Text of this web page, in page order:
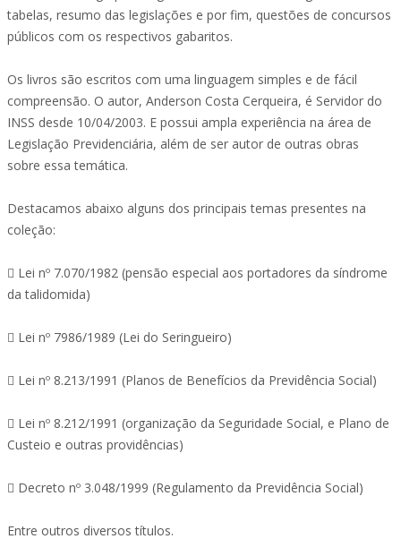
tabelas, resumo das legislações e por fim, questões de concursos
públicos com os respectivos gabaritos.
Os livros são escritos com uma linguagem simples e de fácil
compreensão. O autor, Anderson Costa Cerqueira, é Servidor do
INSS desde 10/04/2003. E possui ampla experiência na área de
Legislação Previdenciária, além de ser autor de outras obras
sobre essa temática.
Destacamos abaixo alguns dos principais temas presentes na
coleção:
 Lei nº 7.070/1982 (pensão especial aos portadores da síndrome
da talidomida)
 Lei nº 7986/1989 (Lei do Seringueiro)
 Lei nº 8.213/1991 (Planos de Benefícios da Previdência Social)
 Lei nº 8.212/1991 (organização da Seguridade Social, e Plano de
Custeio e outras providências)
 Decreto nº 3.048/1999 (Regulamento da Previdência Social)
Entre outros diversos títulos.